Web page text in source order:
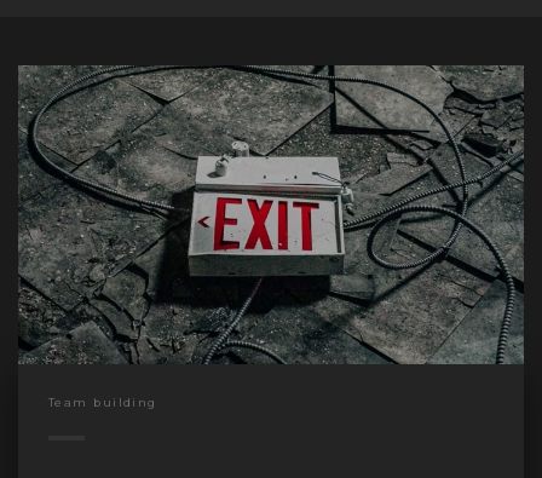
Team building